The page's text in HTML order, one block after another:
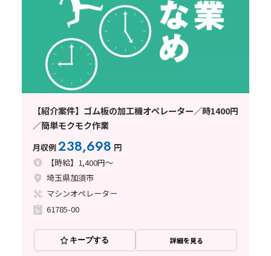
【紹介案件】ゴム板の加工機オペレーター／時1400円
／簡単モクモク作業
月収例238,698 円
【時給】1,400円～
埼玉県加須市
マシンオペレーター
61785-00
キープする 詳細を見る